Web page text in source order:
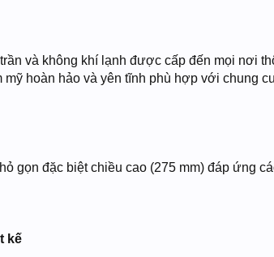
và không khí lạnh được cấp đến mọi nơi
hoàn hảo và yên tĩnh phù hợp với chung
gọn đặc biệt chiều cao (275 mm) đáp ứng
kế